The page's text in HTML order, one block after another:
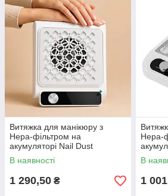
Витяжка для манікюру з
Нера-фільтром на
акумуляторі Nail Dust
Collector набір серветок в
комплекті
В наявності
1 290,50 ₴
Нера-
В
1